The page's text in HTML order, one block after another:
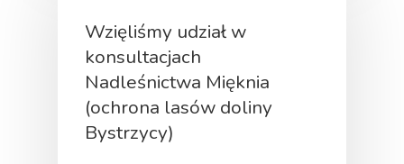
Wzięliśmy udział w
konsultacjach
Nadleśnictwa Mięknia
(ochrona lasów doliny
Bystrzycy)
O Nas
Działamy!
Fakty